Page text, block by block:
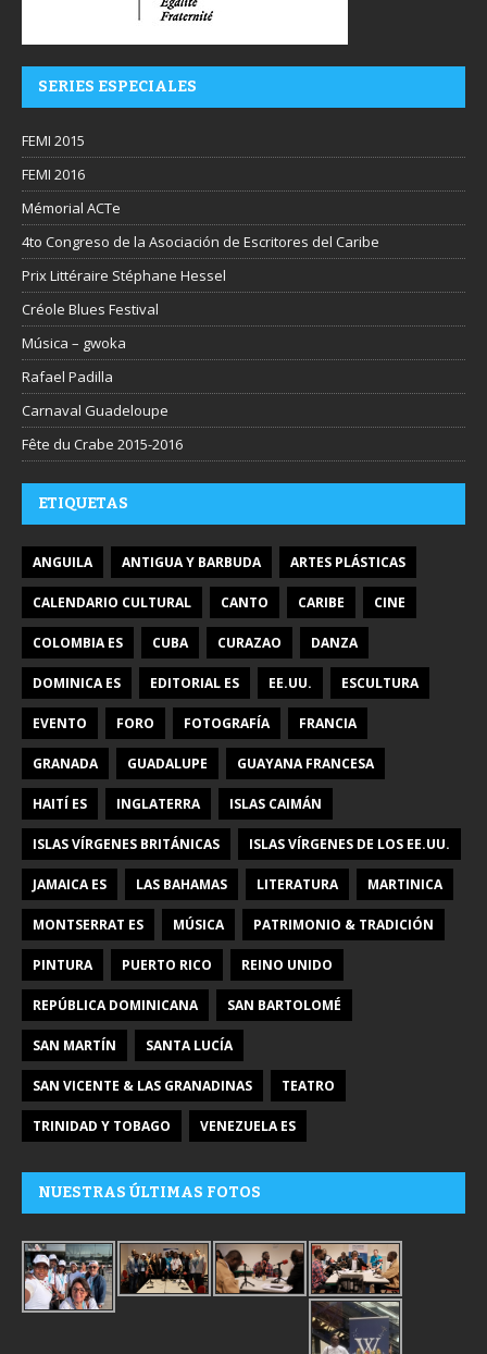
SERIES ESPECIALES
FEMI 2015
FEMI 2016
Mémorial ACTe
4to Congreso de la Asociación de Escritores del Caribe
Prix Littéraire Stéphane Hessel
Créole Blues Festival
Música – gwoka
Rafael Padilla
Carnaval Guadeloupe
Fête du Crabe 2015-2016
ETIQUETAS
ANGUILA ANTIGUA Y BARBUDA ARTES PLÁSTICAS
CALENDARIO CULTURAL CANTO CARIBE CINE
COLOMBIA ES CUBA CURAZAO DANZA
DOMINICA ES EDITORIAL ES EE.UU. ESCULTURA
EVENTO FORO FOTOGRAFÍA FRANCIA
GRANADA GUADALUPE GUAYANA FRANCESA
HAITÍ ES INGLATERRA ISLAS CAIMÁN
ISLAS VÍRGENES BRITÁNICAS ISLAS VÍRGENES DE LOS EE.UU.
JAMAICA ES LAS BAHAMAS LITERATURA MARTINICA
MONTSERRAT ES MÚSICA PATRIMONIO & TRADICIÓN
PINTURA PUERTO RICO REINO UNIDO
REPÚBLICA DOMINICANA SAN BARTOLOMÉ
SAN MARTÍN SANTA LUCÍA
SAN VICENTE & LAS GRANADINAS TEATRO
TRINIDAD Y TOBAGO VENEZUELA ES
NUESTRAS ÚLTIMAS FOTOS